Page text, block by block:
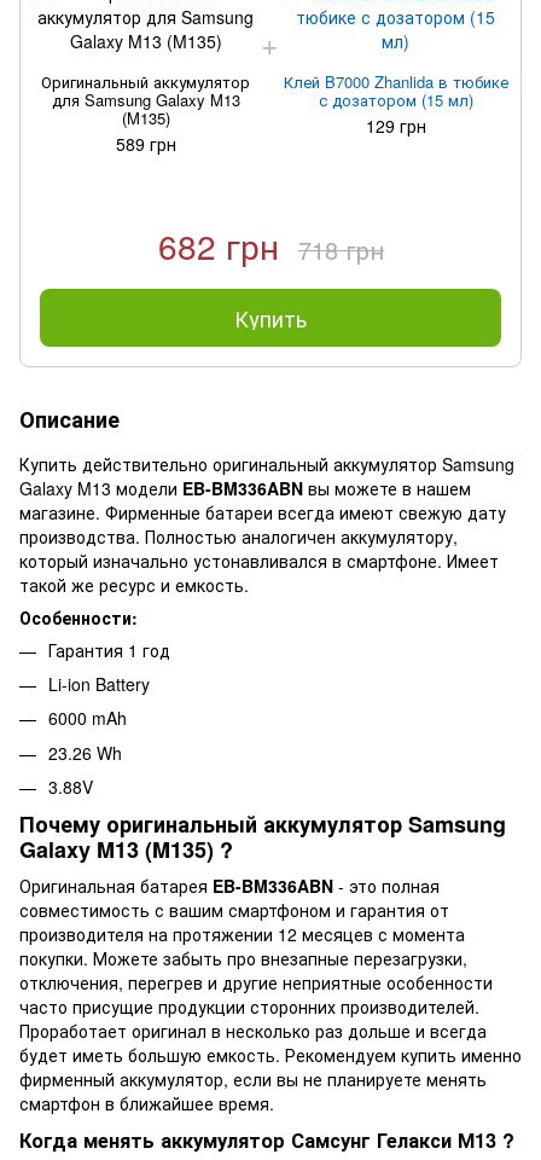
Оригинальный аккумулятор
для Samsung Galaxy M13
(M135)
589 грн
Клей B7000 Zhanlida в тюбике
с дозатором (15 мл)
129 грн
682 грн 718 грн
Купить
Описание
Купить действительно оригинальный аккумулятор Samsung
Galaxy M13 модели EB-BM336ABN вы можете в нашем
магазине. Фирменные батареи всегда имеют свежую дату
производства. Полностью аналогичен аккумулятору,
который изначально устонавливался в смартфоне. Имеет
такой же ресурс и емкость.
Особенности:
Гарантия 1 год
Li-ion Battery
6000 mAh
23.26 Wh
3.88V
Почему оригинальный аккумулятор Samsung
Galaxy M13 (M135) ?
Оригинальная батарея EB-BM336ABN - это полная
совместимость с вашим смартфоном и гарантия от
производителя на протяжении 12 месяцев с момента
покупки. Можете забыть про внезапные перезагрузки,
отключения, перегрев и другие неприятные особенности
часто присущие продукции сторонних производителей.
Проработает оригинал в несколько раз дольше и всегда
будет иметь большую емкость. Рекомендуем купить именно
фирменный аккумулятор, если вы не планируете менять
смартфон в ближайшее время.
Когда менять аккумулятор Самсунг Гелакси М13 ?